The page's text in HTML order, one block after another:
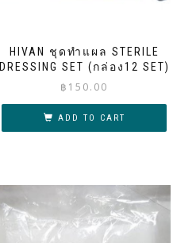
HIVAN ชุดทำแผล STERILE
DRESSING SET (กล่อง12 SET)
฿ 150.00
ADD TO CART